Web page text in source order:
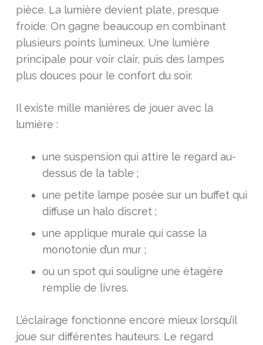
pièce. La lumière devient plate, presque
froide. On gagne beaucoup en combinant
plusieurs points lumineux. Une lumière
principale pour voir clair, puis des lampes
plus douces pour le confort du soir.
Il existe mille manières de jouer avec la
lumière :
une suspension qui attire le regard au-
dessus de la table ;
une petite lampe posée sur un buffet qui
diffuse un halo discret ;
une applique murale qui casse la
monotonie d’un mur ;
ou un spot qui souligne une étagère
remplie de livres.
L’éclairage fonctionne encore mieux lorsqu’il
joue sur différentes hauteurs. Le regard